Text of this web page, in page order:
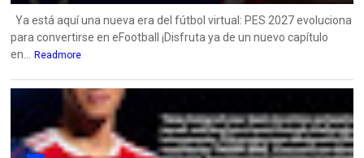
Ya está aquí una nueva era del fútbol virtual: PES 2027 evoluciona
para convertirse en eFootball ¡Disfruta ya de un nuevo capítulo
en...
Readmore